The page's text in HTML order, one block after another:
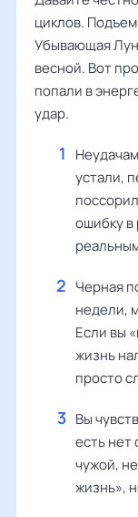
циклов.
Убывающая
весной. Вот
попали в
удар.
устали,
ошибку в
Черная
недели,
Если вы
жизнь
просто
Вы
есть нет
чужой,
жизнь»,